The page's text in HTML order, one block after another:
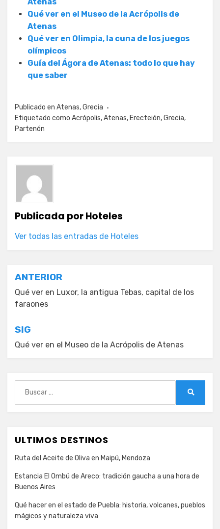
Qué ver en el Museo de la Acrópolis de
Atenas
Qué ver en Olimpia, la cuna de los juegos
olímpicos
Guía del Ágora de Atenas: todo lo que hay
que saber
Publicado en Atenas,Grecia
Etiquetado como Acrópolis,Atenas, Erecteión,Grecia,
Partenón
Publicada porHoteles
Ver todas las entradas de Hoteles
Navegación
de
entradas
ANTERIOR
Qué ver en Luxor, la antigua Tebas, capital de los
faraones
SIG
Qué ver en el Museo de la Acrópolis de Atenas
ULTIMOS DESTINOS
Ruta del Aceite de Oliva en Maipú, Mendoza
Estancia El Ombú de Areco: tradición gaucha a una hora de
Buenos Aires
Qué hacer en el estado de Puebla: historia, volcanes, pueblos
mágicos y naturaleza viva